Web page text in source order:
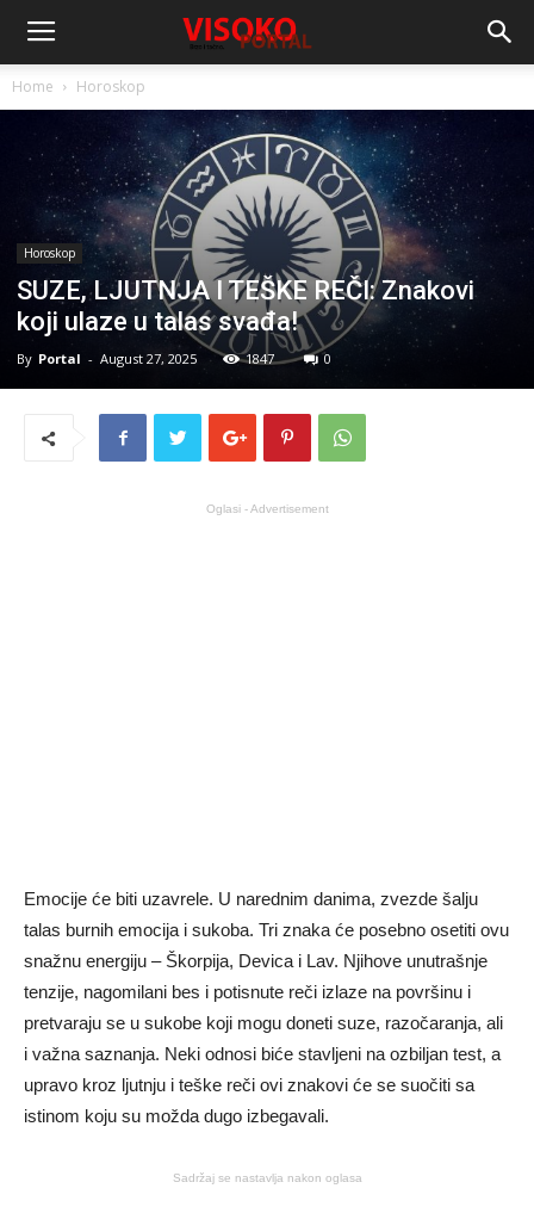
Home Horoskop
Horoskop
SUZE, LJUTNJA I TEŠKE REČI: Znakovi
koji ulaze u talas svađa!
By Portal - August 27, 2025 1847 0
Oglasi - Advertisement
Emocije će biti uzavrele. U narednim danima, zvezde šalju
talas burnih emocija i sukoba. Tri znaka će posebno osetiti ovu
snažnu energiju – Škorpija, Devica i Lav. Njihove unutrašnje
tenzije, nagomilani bes i potisnute reči izlaze na površinu i
pretvaraju se u sukobe koji mogu doneti suze, razočaranja, ali
i važna saznanja. Neki odnosi biće stavljeni na ozbiljan test, a
upravo kroz ljutnju i teške reči ovi znakovi će se suočiti sa
istinom koju su možda dugo izbegavali.
Sadržaj se nastavlja nakon oglasa